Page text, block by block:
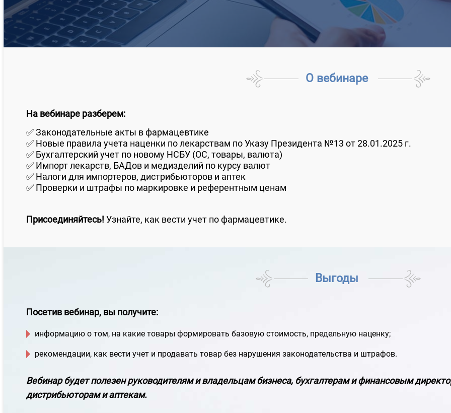
О вебинаре
На вебинаре разберем:
✅ Законодательные акты в фармацевтике
✅ Новые правила учета наценки по лекарствам по Указу Президента №13 от 28.01.2025 г.
✅ Бухгалтерский учет по новому НСБУ (ОС, товары, валюта)
✅ Импорт лекарств, БАДов и медизделий по курсу валют
✅ Налоги для импортеров, дистрибьюторов и аптек
✅ Проверки и штрафы по маркировке и референтным ценам
Присоединяйтесь! Узнайте, как вести учет по фармацевтике.
Выгоды
Посетив вебинар, вы получите:
информацию о том, на какие товары формировать базовую стоимость, предельную наценку;
рекомендации, как вести учет и продавать товар без нарушения законодательства и штрафов.
Вебинар будет полезен руководителям и владельцам бизнеса, бухгалтерам и финансовым
дистрибьюторам и аптекам.